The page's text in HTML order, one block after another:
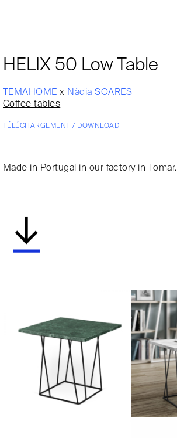
HELIX 50 Low Table
TEMAHOMEx Nàdia SOARES
Coffee tables
TÉLÉCHARGEMENT / DOWNLOAD
Made in Portugal in our factory in Tomar.